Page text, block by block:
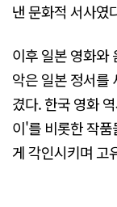
낸 문화적 서사였
이후 일본 영화와
악은 일본 정서를
겼다. 한국 영화
이'를 비롯한 작
게 각인시키며 고